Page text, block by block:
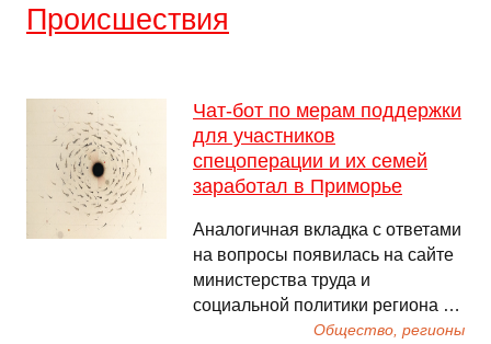
Происшествия
Чат-бот по мерам поддержки
для участников
спецоперации и их семей
заработал в Приморье
Аналогичная вкладка с ответами
на вопросы появилась на сайте
министерства труда и
социальной политики региона …
Общество, регионы